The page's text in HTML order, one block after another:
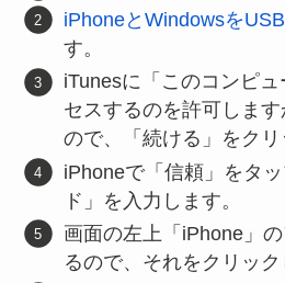
iPhoneとWindowsを
す。
iTunesに「このコンピ
セスするのを許可しま
ので、「続ける」をクリ
iPhoneで「信頼」をタ
ド」を入力します。
画面の左上「iPhone」
るので、それをクリック